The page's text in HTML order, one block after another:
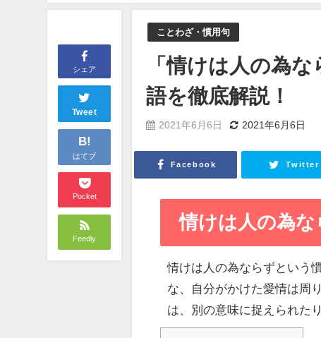
シェア
Tweet
B!
はてブ
Pocket
Feedly
ことわざ・慣用句
「情けは人の為
語を徹底解説！
2021年6月6日 2021年6月6日
Facebook Twitter
情けは人の為
情けは人の為ならずという
な、自分がかけた愛情は周
は、別の意味に捉えられた